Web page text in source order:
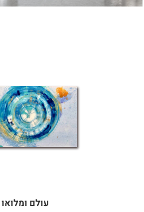
עולם ומלואו